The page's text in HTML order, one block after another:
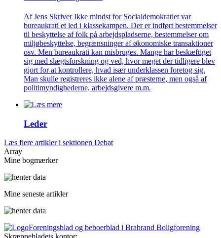
Af Jens Skriver Ikke mindst for Socialdemokratiet var
bureaukrati et led i klassekampen. Der er indført bestemmelser
til beskyttelse af folk på arbejdspladserne, bestemmelser om
miljøbeskyttelse, begrænsninger af økonomiske transaktioner
osv. Men bureaukrati kan misbruges. Mange har beskæftiget
sig med slægtsforskning og ved, hvor meget der tidligere blev
gjort for at kontrollere, hvad især underklassen foretog sig.
Man skulle registreres ikke alene af præsterne, men også af
politimyndighederne, arbejdsgivere m.m.
Leder
Læs flere artikler i sektionen Debat
Array
Mine bogmærker
Mine seneste artikler
Foreningsblad og beboerblad i Brabrand Boligforening